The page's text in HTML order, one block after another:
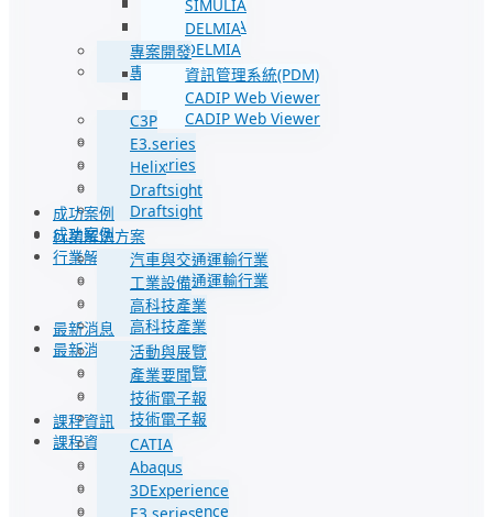
SIMULIA
DELMIA
專案開發
資訊管理系統(PDM)
CADIP Web Viewer
C3P
E3.series
Helix
Draftsight
成功案例
行業解決方案
汽車與交通運輸行業
工業設備
高科技產業
最新消息
活動與展覽
產業要聞
技術電子報
課程資訊
CATIA
Abaqus
3DExperience
SIMULIA
DELMIA
專案開發
資訊管理系統(PDM)
CADIP Web Viewer
C3P
E3.series
Helix
Draftsight
成功案例
行業解決方案
汽車與交通運輸行業
工業設備
高科技產業
最新消息
活動與展覽
產業要聞
技術電子報
課程資訊
CATIA
Abaqus
3DExperience
E3.series